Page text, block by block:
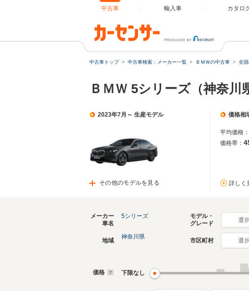
中古車 輸入車 カタロ
中古車トップ 中古車検索：メーカー一覧 ＢＭＷの中古車 全
ＢＭＷ 5シリーズ（神奈川
2023年7月～ 生産モデル
その他のモデルを見る
価格相
平均価格：
価格帯：
詳しく
2016年12月～2023
生産モデル
メーカー
車名
5シリーズ
モデル・
グレード
選
地域
神奈川県
市区町村 選
価格 下限なし